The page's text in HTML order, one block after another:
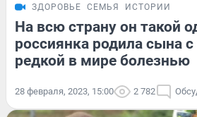
ЗДОРОВЬЕ СЕМЬЯ ИСТОРИИ
На всю страну он такой
россиянка родила сына
редкой в мире болезнью
28 февраля, 2023, 15:00 2 782